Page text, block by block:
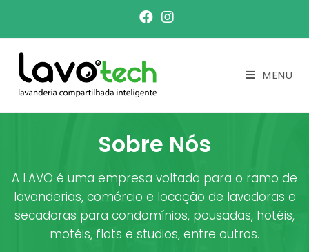
MENU
Sobre Nós
A LAVO é uma empresa voltada para o ramo de
lavanderias, comércio e locação de lavadoras e
secadoras para condomínios, pousadas, hotéis,
motéis, flats e studios, entre outros.